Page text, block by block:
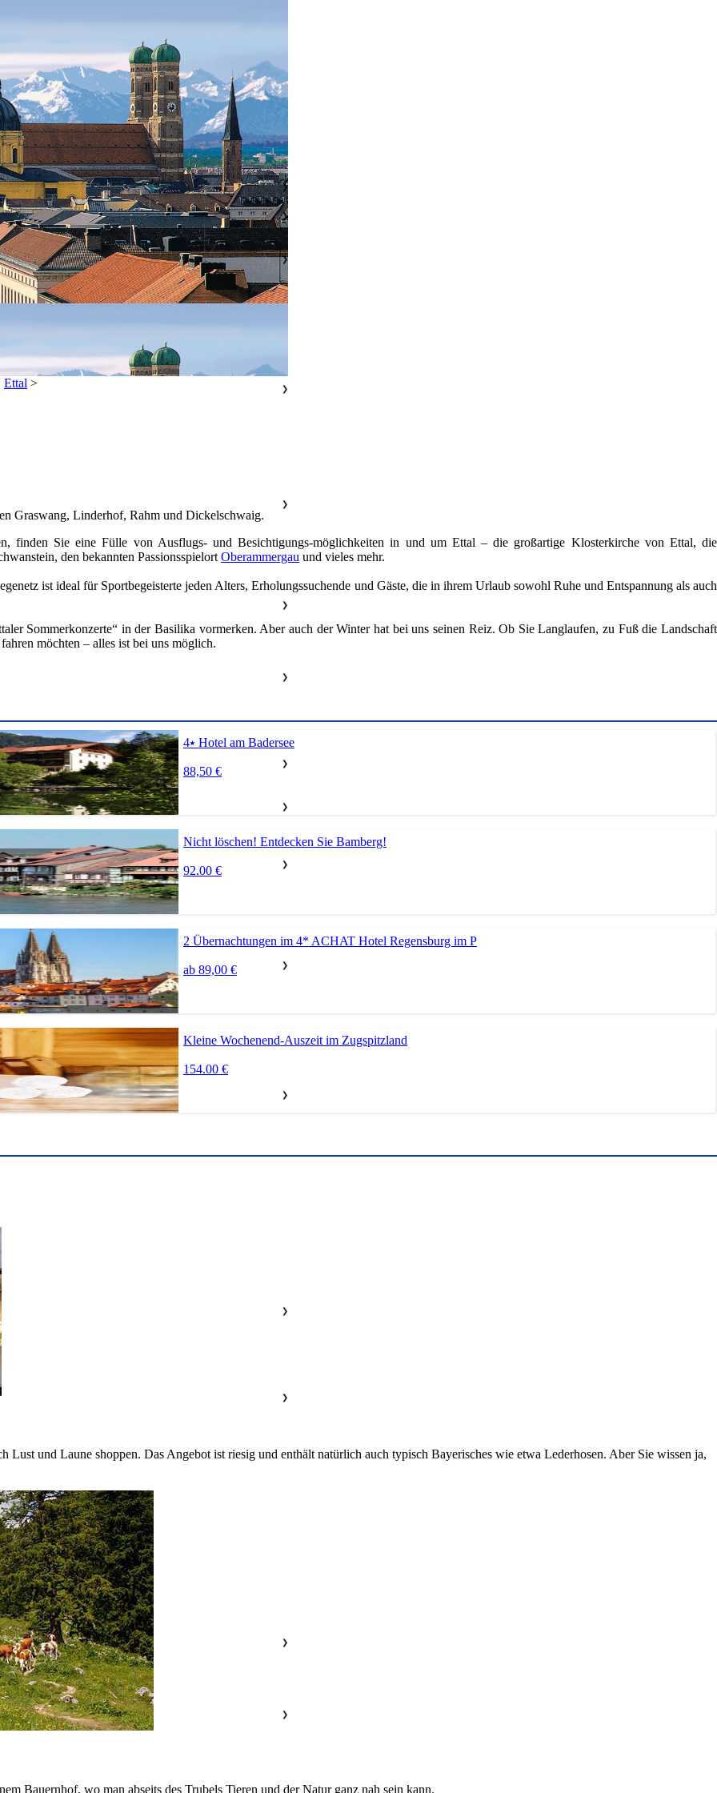
Ettal >
Graswang, Linderhof, Rahm und Dickelschwaig.
finden Sie eine Fülle von Ausflugs- und Besichtigungs-möglichkeiten in und um Ettal – die großartige Klosterkirche von Ettal, die
den bekannten Passionsspielort Oberammergau und vieles mehr.
ist ideal für Sportbegeisterte jeden Alters, Erholungssuchende und Gäste, die in ihrem Urlaub sowohl Ruhe und Entspannung als auch
Sommerkonzerte“ in der Basilika vormerken. Aber auch der Winter hat bei uns seinen Reiz. Ob Sie Langlaufen, zu Fuß die Landschaft
möchten – alles ist bei uns möglich.
4⭑ Hotel am Badersee
88,50 €
Nicht löschen! Entdecken Sie Bamberg!
92.00 €
2 Übernachtungen im 4* ACHAT Hotel Regensburg im P
ab 89,00 €
Kleine Wochenend-Auszeit im Zugspitzland
154.00 €
und Laune shoppen. Das Angebot ist riesig und enthält natürlich auch typisch Bayerisches wie etwa Lederhosen. Aber Sie wissen ja,
Bauernhof, wo man abseits des Trubels Tieren und der Natur ganz nah sein kann.
❯
❯
❯
❯
❯
❯
❯
❯
❯
❯
❯
❯
❯
❯
❯
❯